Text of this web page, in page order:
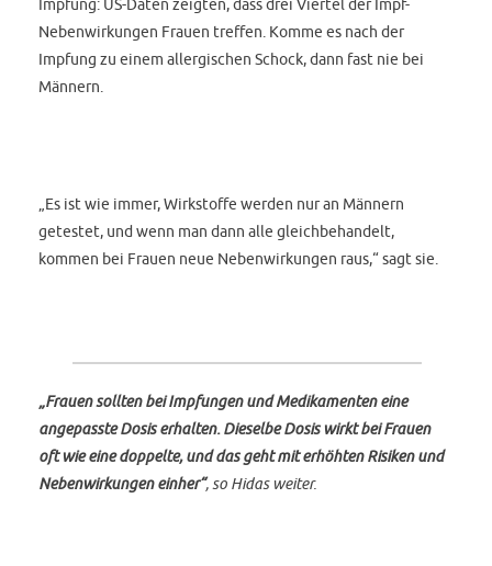
Impfung: US-Daten zeigten, dass drei Viertel der Impf-
Nebenwirkungen Frauen treffen. Komme es nach der
Impfung zu einem allergischen Schock, dann fast nie bei
Männern.
„Es ist wie immer, Wirkstoffe werden nur an Männern
getestet, und wenn man dann alle gleichbehandelt,
kommen bei Frauen neue Nebenwirkungen raus,“ sagt sie.
„Frauen sollten bei Impfungen und Medikamenten eine
angepasste Dosis erhalten. Dieselbe Dosis wirkt bei Frauen
oft wie eine doppelte, und das geht mit erhöhten Risiken und
Nebenwirkungen einher“, so Hidas weiter.